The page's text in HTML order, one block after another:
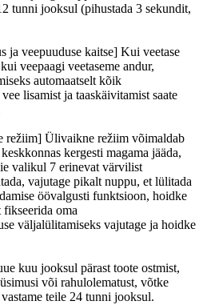
tunni jooksul (pihustada 3 sekundit,
ja veepuuduse kaitse] Kui veetase
veepaagi veetaseme andur,
automaatselt kõik
lisamist ja taaskäivitamist saate
režiim] Ülivaikne režiim võimaldab
kergesti magama jääda,
valikul 7 erinevat värvilist
vajutage pikalt nuppu, et lülitada
öövalgusti funktsioon, hoidke
oma
väljalülitamiseks vajutage ja hoidke
kuu jooksul pärast toote ostmist,
või rahulolematust, võtke
teile 24 tunni jooksul.